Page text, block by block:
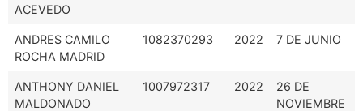
ACEVEDO
ANDRES CAMILO
ROCHA MADRID
1082370293 2022 7 DE JUNIO
ANTHONY DANIEL
MALDONADO
1007972317 2022
26 DE
NOVIEMBRE